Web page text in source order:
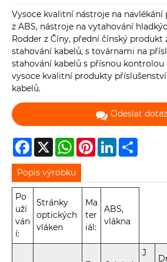
Vysoce kvalitní nástroje na navlékání
z ABS, nástroje na vytahování
Rodder z Číny, přední čínský produkt
stahování kabelů, s továrnami na
stahování kabelů s přísnou
vysoce kvalitní produkty
kabelů.
Odeslat dotaz
Facebook
X WhatsAppPinterestLinkedIn
Popis výrobku
Po
uží
ván
í:
Stránky
optických
vláken
Ma
ter
iál:
ABS,
vlákna
J